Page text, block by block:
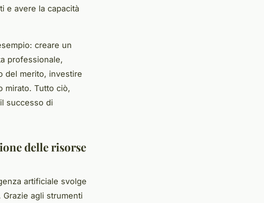
e avere la capacità
creare un
professionale,
del merito, investire
mirato. Tutto ciò,
successo di
delle risorse
artificiale svolge
agli strumenti